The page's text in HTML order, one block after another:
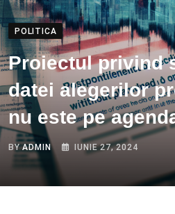
POLITICA
Proiectul privind
datei alegerilor
nu este pe
BYADMIN IUNIE 27, 2024